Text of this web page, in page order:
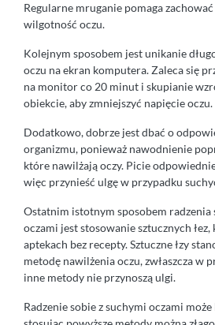
Regularne mruganie pomaga
wilgotność oczu.
Kolejnym sposobem jest unikanie
oczu na ekran komputera. Zaleca się
na monitor co 20 minut i skupianie
obiekcie, aby zmniejszyć napięcie oczu.
Dodatkowo, dobrze jest dbać o
organizmu, ponieważ nawodnienie
które nawilżają oczy. Picie
więc przynieść ulgę w przypadku
Ostatnim istotnym sposobem radzenia
oczami jest stosowanie sztucznych
aptekach bez recepty. Sztuczne łzy
metodę nawilżenia oczu, zwłaszcza w
inne metody nie przynoszą ulgi.
Radzenie sobie z suchymi oczami